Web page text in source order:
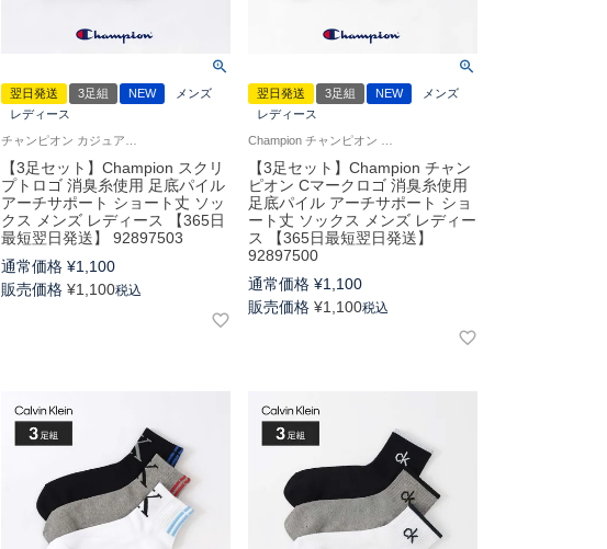
翌日発送 3足組 NEW
メンズ
レディース
【3足セット】Champion スクリ
プトロゴ 消臭糸使用 足底パイル
アーチサポート ショート丈 ソッ
クス メンズ レディース 【365日
最短翌日発送】 92897503
通常価格 ¥1,100
販売価格 ¥1,100税込
翌日発送 3足組 NEW
メンズ
レディース
【3足セット】Champion チャン
ピオン Cマークロゴ 消臭糸使用
足底パイル アーチサポート ショ
ート丈 ソックス メンズ レディー
ス 【365日最短翌日発送】
92897500
通常価格 ¥1,100
販売価格 ¥1,100税込